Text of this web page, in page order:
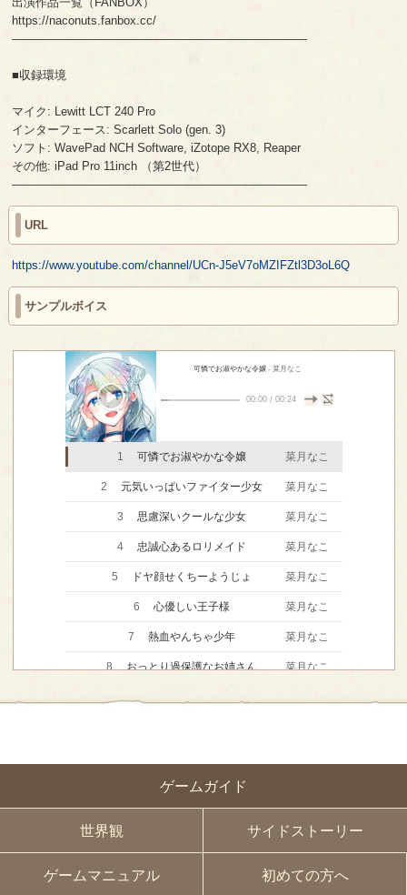
ゲームガイド
世界観 サイドストーリー
ゲームマニュアル 初めての方へ
https://naconuts.fanbox.cc/
—————————————————————————
■収録環境
マイク: Lewitt LCT 240 Pro
インターフェース: Scarlett Solo (gen. 3)
ソフト: WavePad NCH Software, iZotope RX8, Reaper
その他: iPad Pro 11inch （第2世代）
—————————————————————————
URL
https://www.youtube.com/channel/UCn-J5eV7oMZIFZtl3D3oL6Q
サンプルボイス
可憐でお淑やかな令嬢 - 菜月なこ
00:00/ 00:24
1 可憐でお淑やかな令嬢 菜月なこ
2 元気いっぱいファイター少女 菜月なこ
3 思慮深いクールな少女 菜月なこ
4 忠誠心あるロリメイド 菜月なこ
5 ドヤ顔せくちーようじょ 菜月なこ
6 心優しい王子様 菜月なこ
7 熱血やんちゃ少年 菜月なこ
8 おっとり過保護なお姉さん 菜月なこ
粋な姉御肌
15 赤ちゃん（普通-&gt;泣く-&gt;笑う）菜月なこ